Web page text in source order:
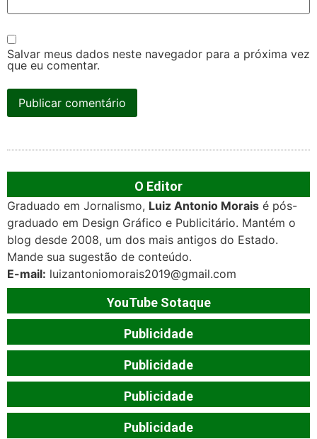
Salvar meus dados neste navegador para a próxima vez
que eu comentar.
O Editor
Graduado em Jornalismo, Luiz Antonio Morais é pós-
graduado em Design Gráfico e Publicitário. Mantém o
blog desde 2008, um dos mais antigos do Estado.
Mande sua sugestão de conteúdo.
E-mail: luizantoniomorais2019@gmail.com
YouTube Sotaque
Publicidade
Publicidade
Publicidade
Publicidade